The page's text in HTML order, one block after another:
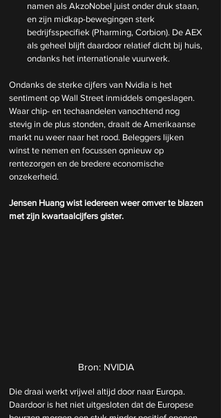
namen als AkzoNobel juist onder druk staan,
en zijn midkap-bewegingen sterk
bedrijfsspecifiek (Pharming, Corbion). De AEX
als geheel blijft daardoor relatief dicht bij huis,
ondanks het internationale vuurwerk.
Ondanks de sterke cijfers van Nvidia is het
sentiment op Wall Street inmiddels omgeslagen.
Waar chip- en techaandelen vanochtend nog
stevig in de plus stonden, draait de Amerikaanse
markt nu weer naar het rood. Beleggers lijken
winst te nemen en focussen opnieuw op
rentezorgen en de bredere economische
onzekerheid.
Jensen Huang wist iedereen weer omver te blazen
met zijn kwartaalcijfers gister.
Bron: NVIDIA
Die draai werkt vrijwel altijd door naar Europa.
Daardoor is het niet uitgesloten dat de Europese